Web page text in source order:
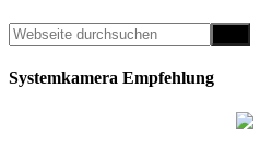
Systemkamera Empfehlung